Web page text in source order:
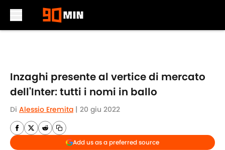
Inzaghi presente al vertice di mercato
dell'Inter: tutti i nomi in ballo
Di Alessio Eremita | 20 giu 2022
Add us as a preferred source